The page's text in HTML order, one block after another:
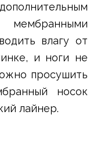
влагу от
и ноги не
просушить
носок
лайнер.